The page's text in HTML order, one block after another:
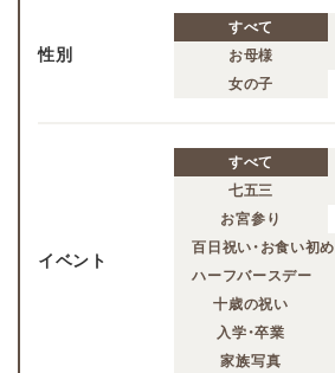
性別
すべて
お母様
女の子
イベント
すべて
七五三
お宮参り
百日祝い・お食い初め
ハーフバースデー
十歳の祝い
入学・卒業
家族写真